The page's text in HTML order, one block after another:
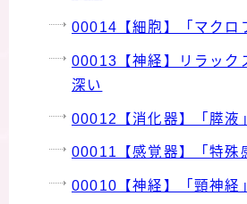
00014【細胞】「マクロ
00013【神経】リラック
深い
00012【消化器】「膵液
00011【感覚器】「特殊
00010【神経】「頸神経